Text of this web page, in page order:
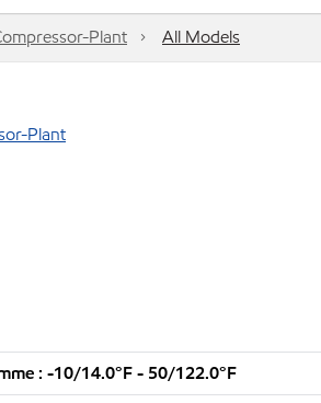
Plant All Models
Plant
: -10/14.0°F - 50/122.0°F